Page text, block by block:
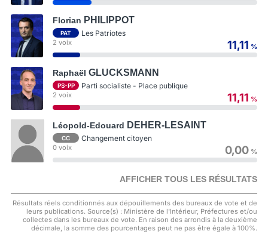
Florian PHILIPPOT
PAT Les Patriotes
2 voix 11,11 %
Raphaël GLUCKSMANN
PS-PP Parti socialiste - Place publique
2 voix 11,11 %
Léopold-Edouard DEHER-LESAINT
CC Changement citoyen
0 voix 0,00 %
AFFICHER TOUS LES RÉSULTATS
Résultats réels conditionnés aux dépouillements des bureaux de vote et de
leurs publications. Source(s) : Ministère de l'Intérieur, Préfectures et/ou
collectes dans les bureaux de vote. En raison des arrondis à la deuxième
décimale, la somme des pourcentages peut ne pas être égale à 100%.